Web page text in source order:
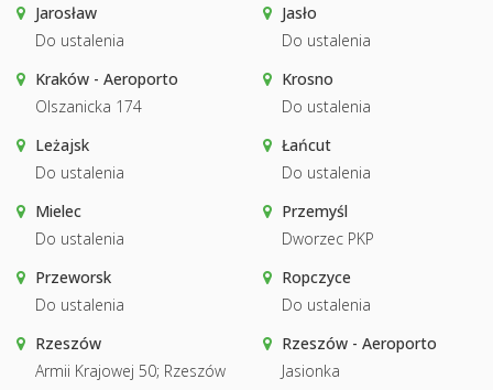
Jarosław
Do ustalenia
Jasło
Do ustalenia
Kraków - Aeroporto
Olszanicka 174
Krosno
Do ustalenia
Leżajsk
Do ustalenia
Łańcut
Do ustalenia
Mielec
Do ustalenia
Przemyśl
Dworzec PKP
Przeworsk
Do ustalenia
Ropczyce
Do ustalenia
Rzeszów
Armii Krajowej 50; Rzeszów
Rzeszów - Aeroporto
Jasionka